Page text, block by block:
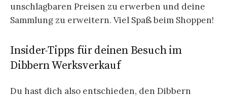
unschlagbaren Preisen zu erwerben und deine
Sammlung zu erweitern. Viel Spaß beim Shoppen!
Insider-Tipps für deinen Besuch im
Dibbern Werksverkauf
Du hast dich also entschieden, den Dibbern